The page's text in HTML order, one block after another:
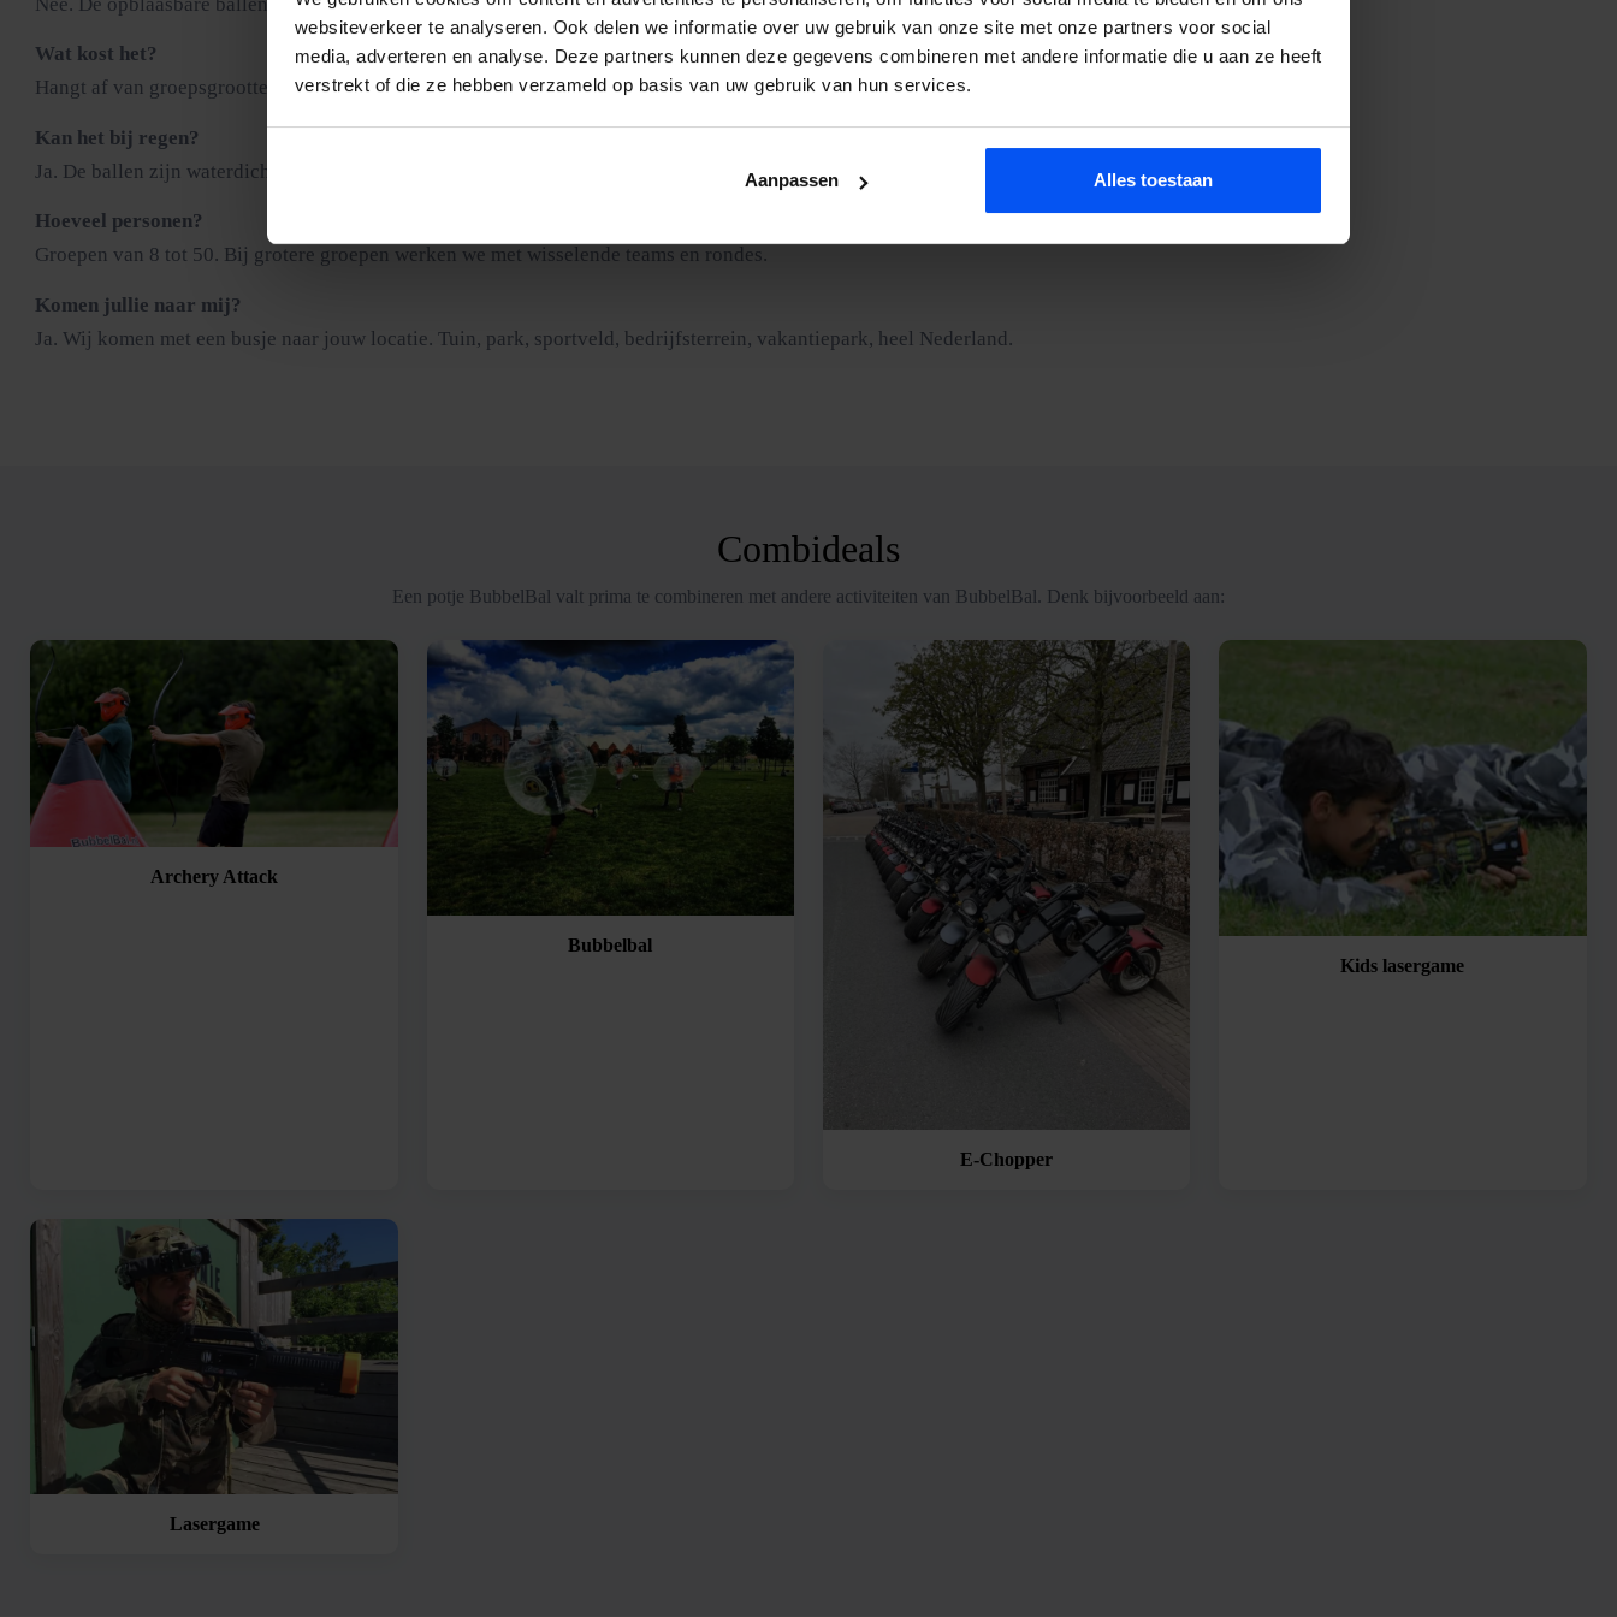
websiteverkeer te analyseren. Ook delen we informatie over uw gebruik van onze site met onze partners voor social
media, adverteren en analyse. Deze partners kunnen deze gegevens combineren met andere informatie die u aan ze heeft
verstrekt of die ze hebben verzameld op basis van uw gebruik van hun services.
Aanpassen Alles toestaan
Wat kost het?
Hangt af van groepsgrootte, duur en locatie. Neem contact op voor een offerte, je hoort binnen 24 uur.
Kan het bij regen?
Ja. De ballen zijn waterdicht en op nat gras glijdt en stuitert het zelfs extra goed. We annuleren alleen bij onweer of zware storm.
Hoeveel personen?
Groepen van 8 tot 50. Bij grotere groepen werken we met wisselende teams en rondes.
Komen jullie naar mij?
Ja. Wij komen met een busje naar jouw locatie. Tuin, park, sportveld, bedrijfsterrein, vakantiepark, heel Nederland.
Combideals
Een potje BubbelBal valt prima te combineren met andere activiteiten van BubbelBal. Denk bijvoorbeeld aan:
Archery Attack
Bubbelbal
E-Chopper
Kids lasergame
Lasergame